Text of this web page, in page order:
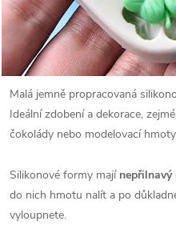
Malá jemně propracovaná
Ideální zdobení a dekorace,
čokolády nebo modelovací hmoty
Silikonové formy mají nepřilnavý
do nich hmotu nalít a po
vyloupnete.